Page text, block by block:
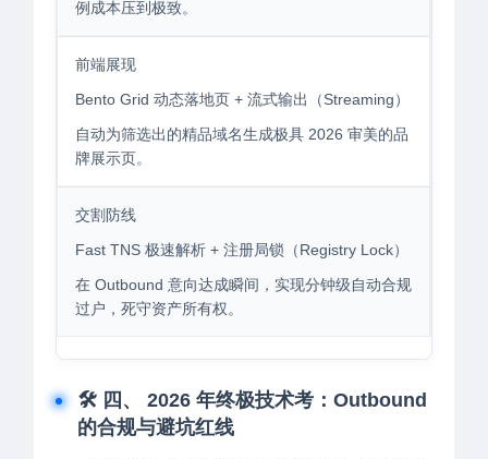
例成本压到极致。
前端展现
Bento Grid 动态落地页 + 流式输出（Streaming）
自动为筛选出的精品域名生成极具 2026 审美的品
牌展示页。
交割防线
Fast TNS 极速解析 + 注册局锁（Registry Lock）
在 Outbound 意向达成瞬间，实现分钟级自动合规
过户，死守资产所有权。
🛠️ 四、 2026 年终极技术考：Outbound
的合规与避坑红线